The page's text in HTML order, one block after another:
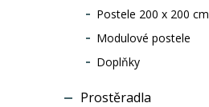
Postele 200 x 200 cm
Modulové postele
Doplňky
Prostěradla